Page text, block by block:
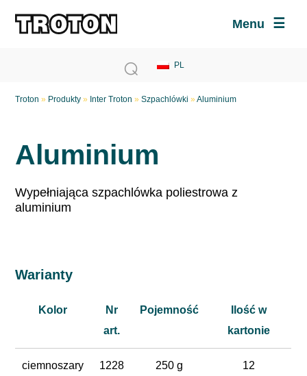
Menu
Troton » Produkty » Inter Troton »Szpachlówki »Aluminium
Aluminium
Wypełniająca szpachlówka poliestrowa z
aluminium
Warianty
Kolor
Nr
art.
Pojemność
Ilość w
kartonie
ciemnoszary 1228 250 g 12